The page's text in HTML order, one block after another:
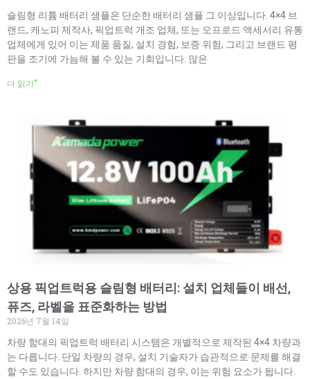
슬림형 리튬 배터리 샘플은 단순한 배터리 샘플 그 이상입니다. 4×4 브
랜드, 캐노피 제작사, 픽업트럭 개조 업체, 또는 오프로드 액세서리 유통
업체에게 있어 이는 제품 품질, 설치 경험, 보증 위험, 그리고 브랜드 평
판을 조기에 가늠해 볼 수 있는 기회입니다. 많은
더 읽기"
상용 픽업트럭용 슬림형 배터리: 설치 업체들이 배선,
퓨즈, 라벨을 표준화하는 방법
2026년 7월 14일
차량 함대의 픽업트럭 배터리 시스템은 개별적으로 제작된 4×4 차량과
는 다릅니다. 단일 차량의 경우, 설치 기술자가 습관적으로 문제를 해결
할 수도 있습니다. 하지만 차량 함대의 경우, 이는 위험 요소가 됩니다.